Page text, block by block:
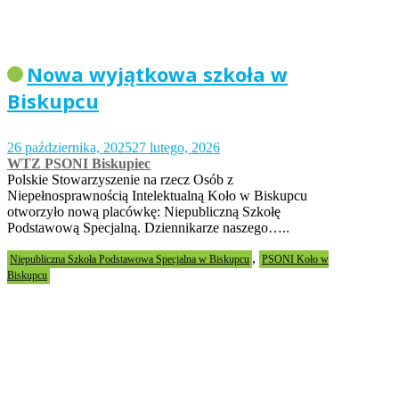
Nowa wyjątkowa szkoła w
Biskupcu
26 października, 202527 lutego, 2026
WTZ PSONI Biskupiec
Polskie Stowarzyszenie na rzecz Osób z
Niepełnosprawnością Intelektualną Koło w Biskupcu
otworzyło nową placówkę: Niepubliczną Szkołę
Podstawową Specjalną. Dziennikarze naszego…..
Niepubliczna Szkoła Podstawowa Specjalna w Biskupcu , PSONI Koło w
Biskupcu